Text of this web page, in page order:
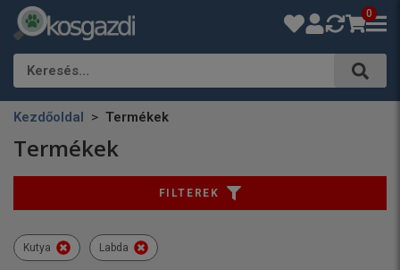
0
Keresés…
Kezdőoldal Termékek
Termékek
FILTEREK
Kutya Labda